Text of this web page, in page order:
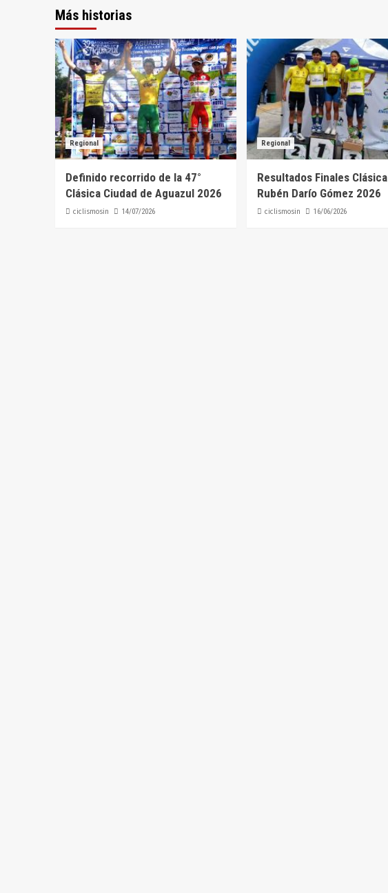
Más historias
Regional
Definido recorrido de la 47°
Clásica Ciudad de Aguazul 2026
ciclismosin 14/07/2026
Regional
Resultados Finales Clásica
Rubén Darío Gómez 2026
ciclismosin 16/06/2026